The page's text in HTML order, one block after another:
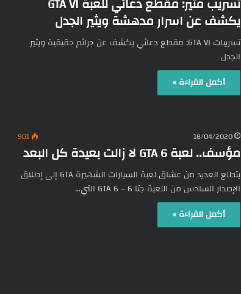
يكشف عن اسرار مدهشة ويثير الجدل
تسريبات GTA VI: مقطع دعائي يكشف عن جرائم حقيقية ويثير
الجدل
أكمل القراءة »
18/04/2020
901
مؤسف.. لعبة GTA 6 لا زالت بعيدة كل البعد
يتطلع العديد من عشاق لعبة السيارات الشهيرة GTA إلى إطلاق
الإصدار السادس من اللعبة جتا 6 – GTA 6 التي…
أكمل القراءة »